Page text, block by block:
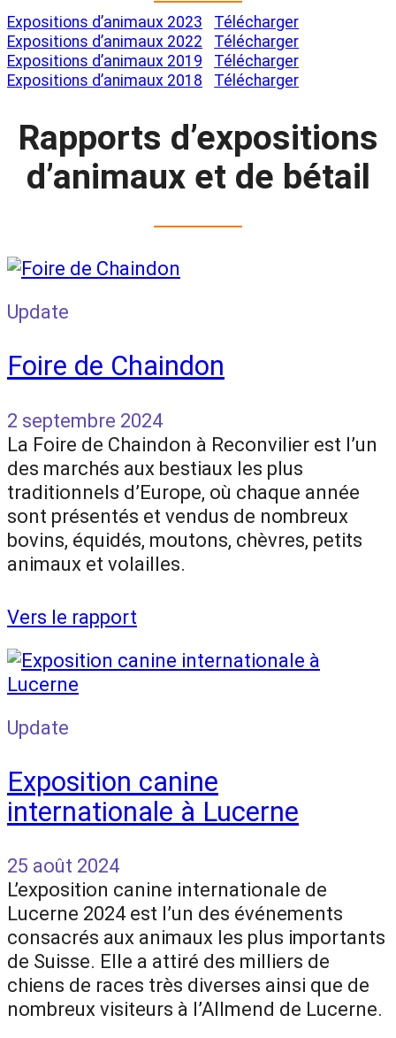
Expositions d’animaux 2023
Télécharger
Expositions d’animaux 2022
Télécharger
Expositions d’animaux 2019
Télécharger
Expositions d’animaux 2018
Télécharger
Rapports d’expositions
d’animaux et de bétail
Update
Foire de Chaindon
2 septembre 2024
La Foire de Chaindon à Reconvilier est l’un
des marchés aux bestiaux les plus
traditionnels d’Europe, où chaque année
sont présentés et vendus de nombreux
bovins, équidés, moutons, chèvres, petits
animaux et volailles.
Vers le rapport
Update
Exposition canine
internationale à Lucerne
25 août 2024
L’exposition canine internationale de
Lucerne 2024 est l’un des événements
consacrés aux animaux les plus importants
de Suisse. Elle a attiré des milliers de
chiens de races très diverses ainsi que de
nombreux visiteurs à l’Allmend de Lucerne.